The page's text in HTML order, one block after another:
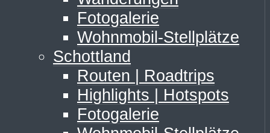
Fotogalerie
Wohnmobil-Stellplätze
Schottland
Routen | Roadtrips
Highlights | Hotspots
Fotogalerie